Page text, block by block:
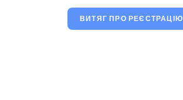
ВИТЯГ ПРО РЕЄСТРАЦІЮ